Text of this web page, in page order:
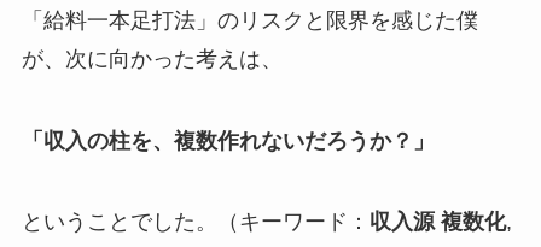
「給料一本足打法」のリスクと限界を感じた僕
が、次に向かった考えは、
「収入の柱を、複数作れないだろうか？」
ということでした。（キーワード： 収入源 複数化,